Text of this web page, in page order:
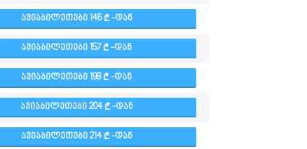
ᲐᲕᲘᲐᲑᲘᲚᲔᲗᲔᲑᲘ 146 -ᲓᲐᲜ
ᲐᲕᲘᲐᲑᲘᲚᲔᲗᲔᲑᲘ 157 -ᲓᲐᲜ
ᲐᲕᲘᲐᲑᲘᲚᲔᲗᲔᲑᲘ 198 -ᲓᲐᲜ
ᲐᲕᲘᲐᲑᲘᲚᲔᲗᲔᲑᲘ 204 -ᲓᲐᲜ
ᲐᲕᲘᲐᲑᲘᲚᲔᲗᲔᲑᲘ 214 -ᲓᲐᲜ